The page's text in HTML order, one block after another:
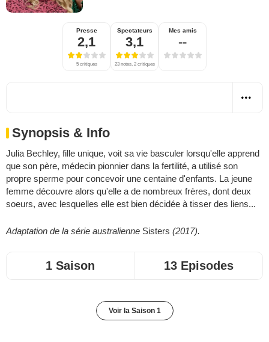
Presse
2,1
5 critiques
Spectateurs
3,1
23 notes, 2 critiques
Mes amis
--
Synopsis & Info
Julia Bechley, fille unique, voit sa vie basculer lorsqu'elle apprend
que son père, médecin pionnier dans la fertilité, a utilisé son
propre sperme pour concevoir une centaine d'enfants. La jeune
femme découvre alors qu'elle a de nombreux frères, dont deux
soeurs, avec lesquelles elle est bien décidée à tisser des liens...
Adaptation de la série australienne Sisters (2017).
1 Saison 13 Episodes
Voir la Saison 1